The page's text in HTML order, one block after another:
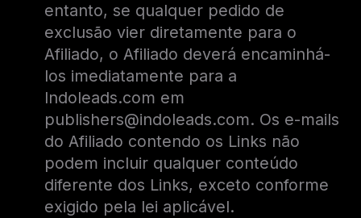
entanto, se qualquer pedido de
exclusão vier diretamente para o
Afiliado, o Afiliado deverá encaminhá-
los imediatamente para a
Indoleads.com em
publishers@indoleads.com. Os e-mails
do Afiliado contendo os Links não
podem incluir qualquer conteúdo
diferente dos Links, exceto conforme
exigido pela lei aplicável.